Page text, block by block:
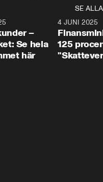
SE ALLA
4:29
–
Se hela
här
4 JUNI 2025
125